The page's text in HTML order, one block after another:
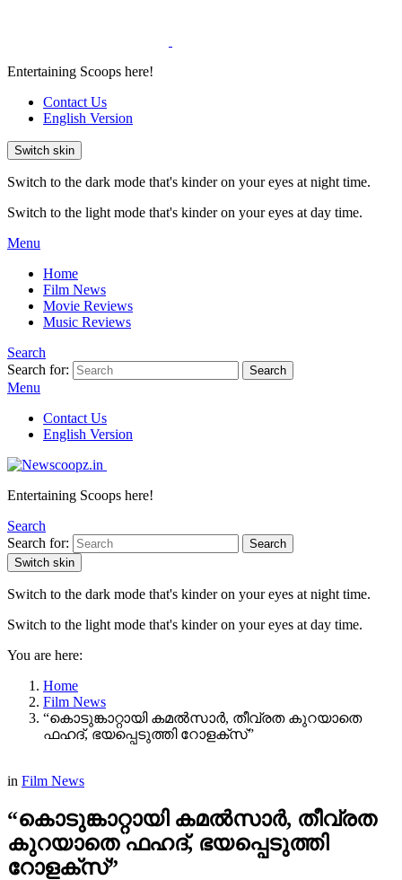
Entertaining Scoops here!
Contact Us
English Version
Switch skin
Switch to the dark mode that's kinder on your eyes at night time.
Switch to the light mode that's kinder on your eyes at day time.
Menu
Home
Film News
Movie Reviews
Music Reviews
Search
Search for:
Search
Menu
Contact Us
English Version
Entertaining Scoops here!
Search
Search for:
Search
Switch skin
Switch to the dark mode that's kinder on your eyes at night time.
Switch to the light mode that's kinder on your eyes at day time.
You are here:
Home
Film News
“കൊടുങ്കാറ്റായി കമൽസാർ, തീവ്രത കുറയാതെ
ഫഹദ്, ഭയപ്പെടുത്തി റോളക്സ്”
in Film News
“കൊടുങ്കാറ്റായി കമൽസാർ, തീവ്രത
കുറയാതെ ഫഹദ്, ഭയപ്പെടുത്തി
റോളക്സ്”